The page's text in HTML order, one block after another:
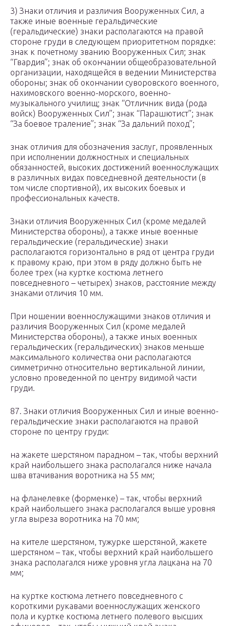
3) Знаки отличия и различия Вооруженных Сил, а
также иные военные геральдические
(геральдические) знаки располагаются на правой
стороне груди в следующем приоритетном порядке:
знак к почетному званию Вооруженных Сил; знак
“Гвардия”; знак об окончании общеобразовательной
организации, находящейся в ведении Министерства
обороны; знак об окончании суворовского военного,
нахимовского военно-морского, военно-
музыкального училищ; знак “Отличник вида (рода
войск) Вооруженных Сил”; знак “Парашютист”; знак
“За боевое траление”; знак “За дальний поход”;
знак отличия для обозначения заслуг, проявленных
при исполнении должностных и специальных
обязанностей, высоких достижений военнослужащих
в различных видах повседневной деятельности (в
том числе спортивной), их высоких боевых и
профессиональных качеств.
Знаки отличия Вооруженных Сил (кроме медалей
Министерства обороны), а также иные военные
геральдические (геральдические) знаки
располагаются горизонтально в ряд от центра груди
к правому краю, при этом в ряду должно быть не
более трех (на куртке костюма летнего
повседневного – четырех) знаков, расстояние между
знаками отличия 10 мм.
При ношении военнослужащими знаков отличия и
различия Вооруженных Сил (кроме медалей
Министерства обороны), а также иных военных
геральдических (геральдических) знаков меньше
максимального количества они располагаются
симметрично относительно вертикальной линии,
условно проведенной по центру видимой части
груди.
87. Знаки отличия Вооруженных Сил и иные военно-
геральдические знаки располагаются на правой
стороне по центру груди:
на жакете шерстяном парадном – так, чтобы верхний
край наибольшего знака располагался ниже начала
шва втачивания воротника на 55 мм;
на фланелевке (форменке) – так, чтобы верхний
край наибольшего знака располагался выше уровня
угла выреза воротника на 70 мм;
на кителе шерстяном, тужурке шерстяной, жакете
шерстяном – так, чтобы верхний край наибольшего
знака располагался ниже уровня угла лацкана на 70
мм;
на куртке костюма летнего повседневного с
короткими рукавами военнослужащих женского
пола и куртке костюма летнего полевого высших